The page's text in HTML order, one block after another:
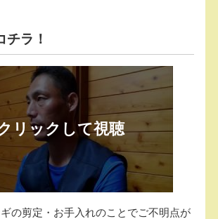
チラ！
の剪定・お手入れのことでご不明点が